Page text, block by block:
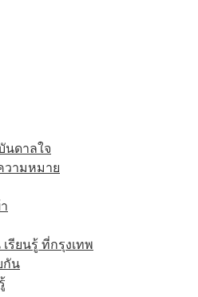
ดาลใจ
วามหมาย
รียนรู้ ที่กรุงเทพ
กัน